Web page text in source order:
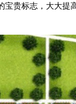
贵标志，大大提